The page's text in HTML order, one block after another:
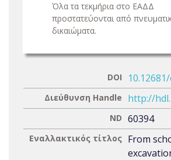
Όλα τα τεκμήρια στο ΕΑΔΔ
προστατεύονται από
δικαιώματα.
DOI
Διεύθυνση Handle http://
ND 60394
Εναλλακτικός τίτλος From